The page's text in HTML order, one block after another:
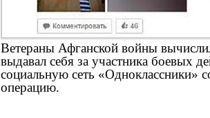
Ветераны Афганской войны
выдавал себя за участника боевых
социальную сеть «Одноклассники»
операцию.